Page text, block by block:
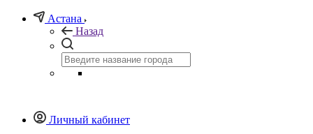
Астана
Назад
Личный кабинет